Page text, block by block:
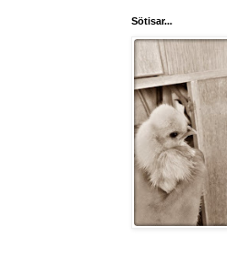
Sötisar...